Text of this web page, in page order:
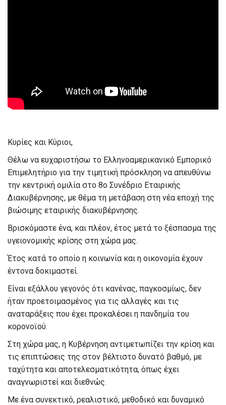
Κυρίες και Κύριοι,
Θέλω να ευχαριστήσω το Ελληνοαμερικανικό Εμπορικό
Επιμελητήριο για την τιμητική πρόσκληση να απευθύνω
την κεντρική ομιλία στο 8ο Συνέδριο Εταιρικής
Διακυβέρνησης, με θέμα τη μετάβαση στη νέα εποχή της
βιώσιμης εταιρικής διακυβέρνησης.
Βρισκόμαστε ένα, και πλέον, έτος μετά το ξέσπασμα της
υγειονομικής κρίσης στη χώρα μας.
Έτος κατά το οποίο η κοινωνία και η οικονομία έχουν
έντονα δοκιμαστεί.
Είναι εξάλλου γεγονός ότι κανένας, παγκοσμίως, δεν
ήταν προετοιμασμένος για τις αλλαγές και τις
αναταράξεις που έχει προκαλέσει η πανδημία του
κορονοϊού.
Στη χώρα μας, η Κυβέρνηση αντιμετωπίζει την κρίση και
τις επιπτώσεις της στον βέλτιστο δυνατό βαθμό, με
ταχύτητα και αποτελεσματικότητα, όπως έχει
αναγνωριστεί και διεθνώς.
Με ένα συνεκτικό, ρεαλιστικό, μεθοδικό και δυναμικό